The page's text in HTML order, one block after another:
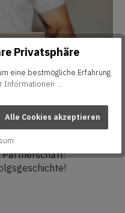
Partnerschaft:
Privatsphäre
eine bestmögliche Erfahrung
Informationen ...
Alle Cookies akzeptieren